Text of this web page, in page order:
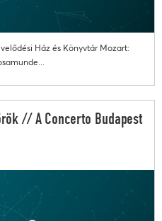
Ház és Könyvtár Mozart:
// A Concerto Budapest